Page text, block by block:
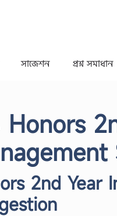
সাজেশন প্রশ্ন সমাধান
Honors
2nd Year